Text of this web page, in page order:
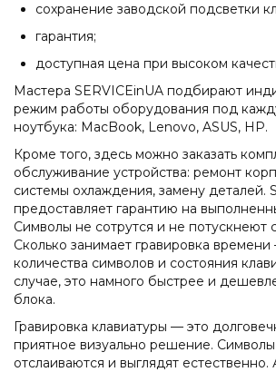
сохранение заводской подсветки
гарантия;
доступная цена при высоком
Мастера SERVICEinUA подбирают
режим работы оборудования под
ноутбука: MacBook, Lenovo, ASUS, HP.
Кроме того, здесь можно заказать
обслуживание устройства: ремонт
системы охлаждения, замену деталей.
предоставляет гарантию на
Символы не сотрутся и не потускнеют
Сколько занимает гравировка времени
количества символов и состояния
случае, это намного быстрее и
блока.
Гравировка клавиатуры — это
приятное визуально решение.
отслаиваются и выглядят естественно.